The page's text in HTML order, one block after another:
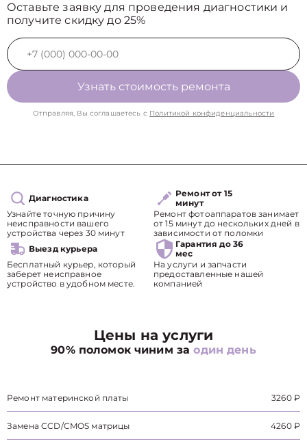
Оставьте заявку для проведения диагностики и
получите скидку до 25%
Узнать стоимость ремонта
Отправляя, Вы соглашаетесь с Политикой конфиденциальности
Диагностика
Узнайте точную причину
неисправности вашего
устройства через 30 минут
Ремонт от 15
минут
Ремонт фотоаппаратов занимает
от 15 минут до нескольких дней в
зависимости от поломки
Выезд курьера
Бесплатный курьер, который
заберет неисправное
устройство в удобном месте.
Гарантия до 36
мес
На услуги и запчасти
предоставленные нашей
компанией
Цены на услуги
90% поломок чиним заодин день
Ремонт материнской платы 3260 ₽
Замена CCD/CMOS матрицы 4260 ₽